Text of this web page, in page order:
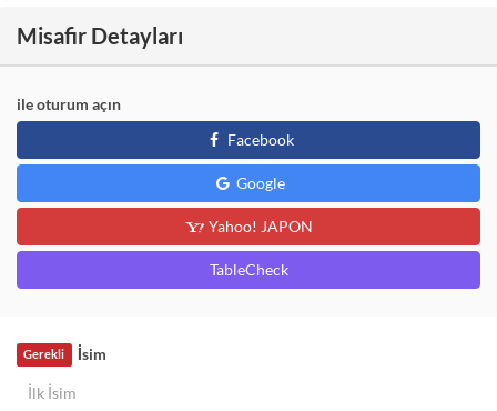
Misafir Detayları
ile oturum açın
Facebook
Google
Yahoo! JAPON
TableCheck
İsim
Gerekli